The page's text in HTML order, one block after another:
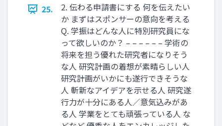
25.
2. 伝わる申請書にする 何を伝えたい
か まずはスポンサーの意向を考える
Q. 学振はどんな人に特別研究員にな
って欲しいのか？ – – – – – – 学術の
将来を担う優れた研究者になりそう
な人 研究計画の着想が素晴らしい人
研究計画がいかにも遂行できそうな
人 斬新なアイデアを示せる人 研究遂
行力が十分にある人／意気込みがあ
る人 学業をとても頑張っている人 な